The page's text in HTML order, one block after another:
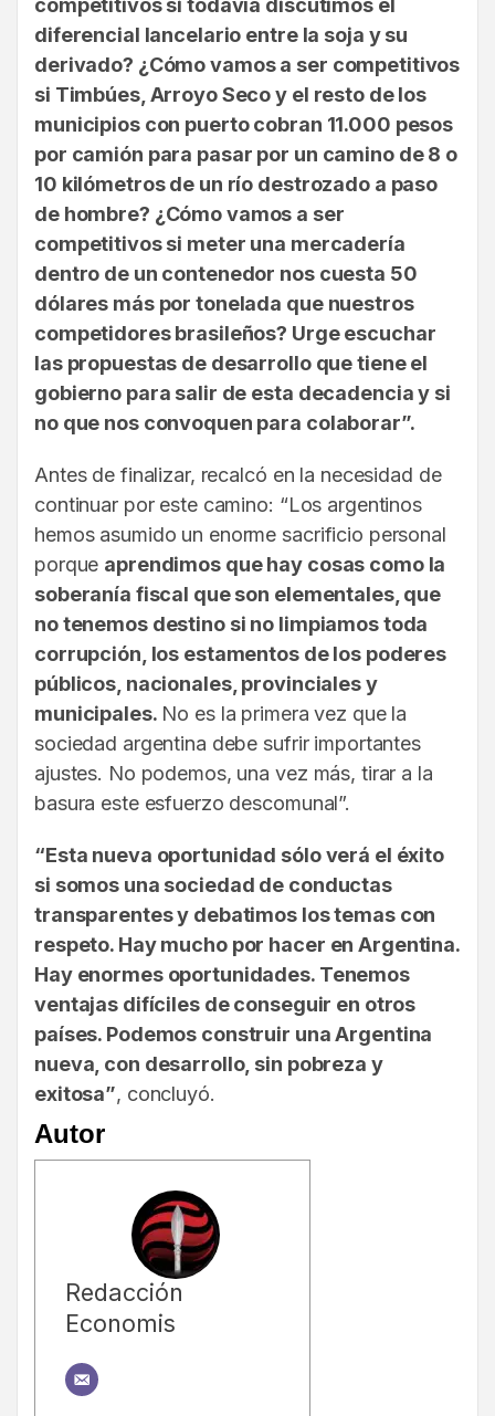
competitivos si todavía discutimos el
diferencial lancelario entre la soja y su
derivado? ¿Cómo vamos a ser competitivos
si Timbúes, Arroyo Seco y el resto de los
municipios con puerto cobran 11.000 pesos
por camión para pasar por un camino de 8 o
10 kilómetros de un río destrozado a paso
de hombre? ¿Cómo vamos a ser
competitivos si meter una mercadería
dentro de un contenedor nos cuesta 50
dólares más por tonelada que nuestros
competidores brasileños? Urge escuchar
las propuestas de desarrollo que tiene el
gobierno para salir de esta decadencia y si
no que nos convoquen para colaborar”.
Antes de finalizar, recalcó en la necesidad de
continuar por este camino: “Los argentinos
hemos asumido un enorme sacrificio personal
porque aprendimos que hay cosas como la
soberanía fiscal que son elementales, que
no tenemos destino si no limpiamos toda
corrupción, los estamentos de los poderes
públicos, nacionales, provinciales y
municipales. No es la primera vez que la
sociedad argentina debe sufrir importantes
ajustes. No podemos, una vez más, tirar a la
basura este esfuerzo descomunal”.
“Esta nueva oportunidad sólo verá el éxito
si somos una sociedad de conductas
transparentes y debatimos los temas con
respeto. Hay mucho por hacer en Argentina.
Hay enormes oportunidades. Tenemos
ventajas difíciles de conseguir en otros
países. Podemos construir una Argentina
nueva, con desarrollo, sin pobreza y
exitosa”, concluyó.
Autor
Redacción
Economis